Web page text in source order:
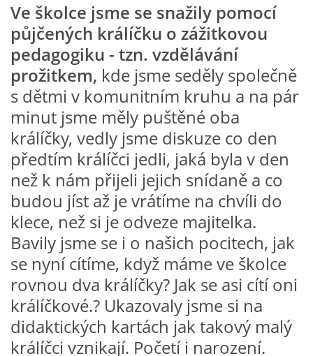
VZDĚLÁVACÍ BLOK ÚNOR
VZDĚLÁVACÍ BLOK BŘEZEN
VZDĚLÁVACÍ BLOK DUBEN
VÝTVARNÉ TECHNIKY
VÝTVARNÉ POMŮCKY
VÝTVARNÉ AKTIVITY - JARO
VÝTVARNÉ AKTIVITY - LÉTO
VÝTVARNÉ AKTIVITY - PODZIM
Ve školce jsme se snažily pomocí
půjčených králíčku o zážitkovou
pedagogiku - tzn. vzdělávání
prožitkem, kde jsme seděly společně
s dětmi v komunitním kruhu a na pár
minut jsme měly puštěné oba
králíčky, vedly jsme diskuze co den
předtím králíčci jedli, jaká byla v den
než k nám přijeli jejich snídaně a co
budou jíst až je vrátíme na chvíli do
klece, než si je odveze majitelka.
Bavily jsme se i o našich pocitech, jak
se nyní cítíme, když máme ve školce
rovnou dva králíčky? Jak se asi cítí oni
králíčkové.? Ukazovaly jsme si na
didaktických kartách jak takový malý
králíčci vznikají. Početí i narození.